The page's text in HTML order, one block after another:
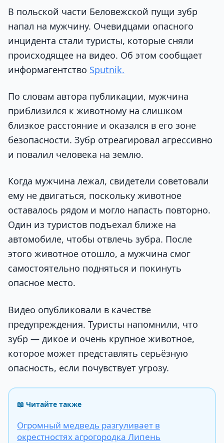
В польской части Беловежской пущи зубр
напал на мужчину. Очевидцами опасного
инцидента стали туристы, которые сняли
происходящее на видео. Об этом сообщает
информагентство Sputnik.
По словам автора публикации, мужчина
приблизился к животному на слишком
близкое расстояние и оказался в его зоне
безопасности. Зубр отреагировал агрессивно
и повалил человека на землю.
Когда мужчина лежал, свидетели советовали
ему не двигаться, поскольку животное
оставалось рядом и могло напасть повторно.
Один из туристов подъехал ближе на
автомобиле, чтобы отвлечь зубра. После
этого животное отошло, а мужчина смог
самостоятельно подняться и покинуть
опасное место.
Видео опубликовали в качестве
предупреждения. Туристы напомнили, что
зубр — дикое и очень крупное животное,
которое может представлять серьёзную
опасность, если почувствует угрозу.
📖 Читайте также
Огромный медведь разгуливает в
окрестностях агрогородка Липень